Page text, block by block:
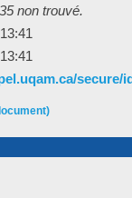
non trouvé.
secure/